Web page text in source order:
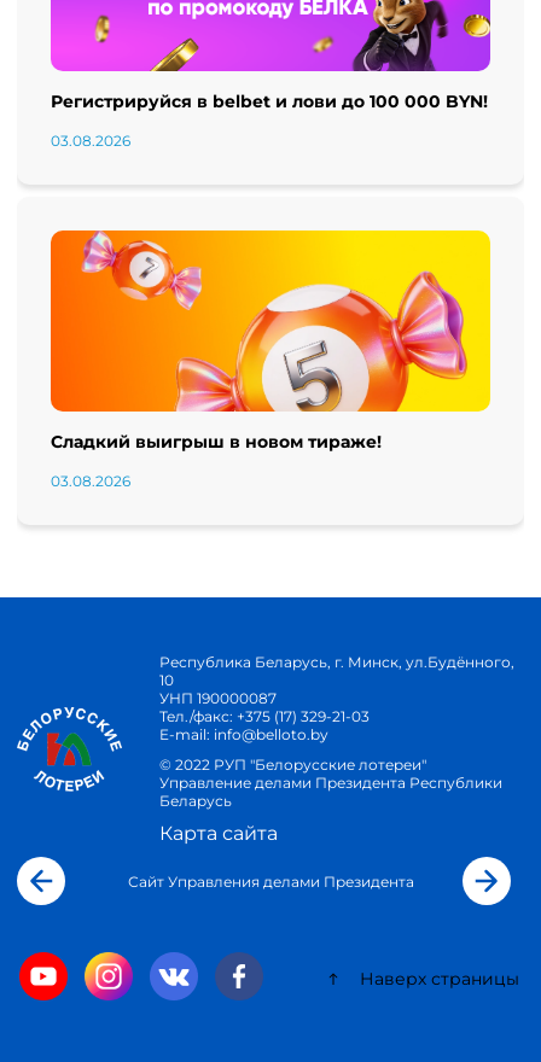
Регистрируйся в belbet и лови до 100 000 BYN!
03.08.2026
Сладкий выигрыш в новом тираже!
03.08.2026
Республика Беларусь, г. Минск, ул.Будённого,
10
УНП 190000087
Тел./факс: +375 (17) 329-21-03
E-mail: info@belloto.by
© 2022 РУП "Белорусские лотереи"
Управление делами Президента Республики
Беларусь
Карта сайта
Сайт Управления делами Президента
Наверх страницы